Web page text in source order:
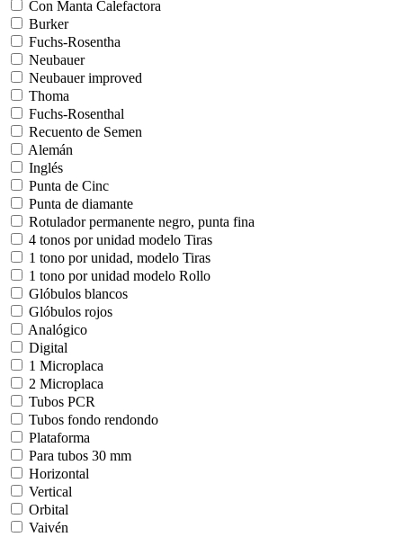
Con Manta Calefactora
Burker
Fuchs-Rosentha
Neubauer
Neubauer improved
Thoma
Fuchs-Rosenthal
Recuento de Semen
Alemán
Inglés
Punta de Cinc
Punta de diamante
Rotulador permanente negro, punta fina
4 tonos por unidad modelo Tiras
1 tono por unidad, modelo Tiras
1 tono por unidad modelo Rollo
Glóbulos blancos
Glóbulos rojos
Analógico
Digital
1 Microplaca
2 Microplaca
Tubos PCR
Tubos fondo rendondo
Plataforma
Para tubos 30 mm
Horizontal
Vertical
Orbital
Vaivén